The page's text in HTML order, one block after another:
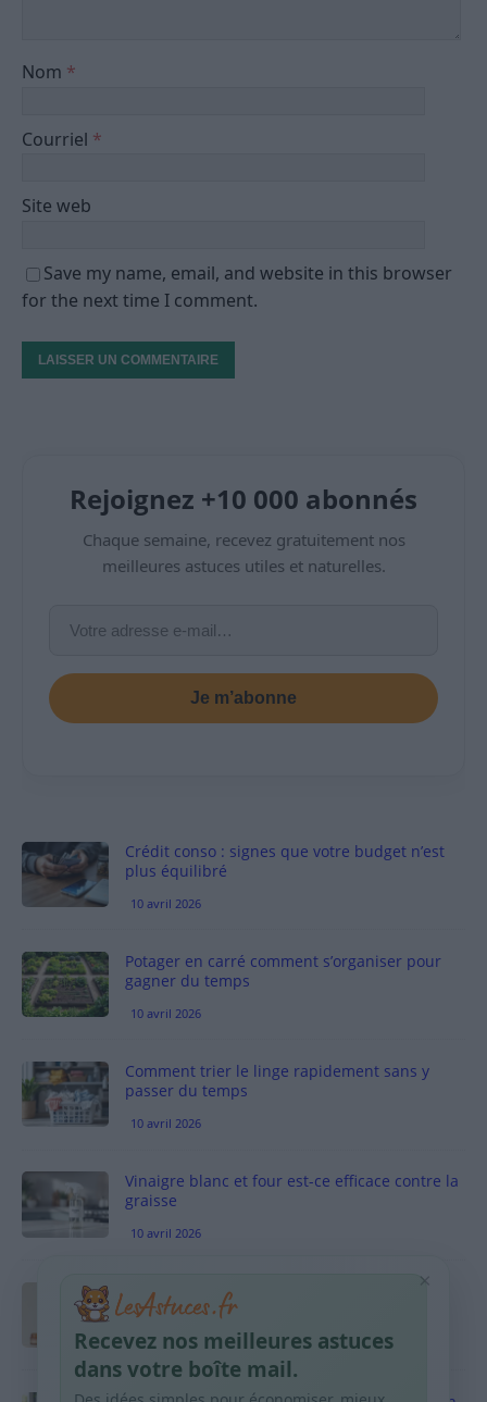
Nom *
Courriel *
Site web
Save my name, email, and website in this browser
for the next time I comment.
Rejoignez +10 000 abonnés
Chaque semaine, recevez gratuitement nos
meilleures astuces utiles et naturelles.
Je m’abonne
Crédit conso : signes que votre budget n’est
plus équilibré
10 avril 2026
Potager en carré comment s’organiser pour
gagner du temps
10 avril 2026
Comment trier le linge rapidement sans y
passer du temps
10 avril 2026
Vinaigre blanc et four est-ce efficace contre la
graisse
10 avril 2026
Taches pigmentaires : routine simple +
habitudes qui aident
9 avril 2026
×
Recevez nos meilleures astuces
dans votre boîte mail.